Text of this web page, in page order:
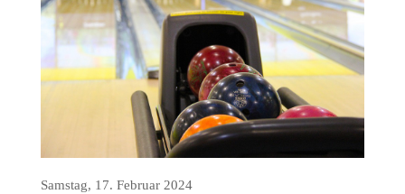
Samstag, 17. Februar 2024